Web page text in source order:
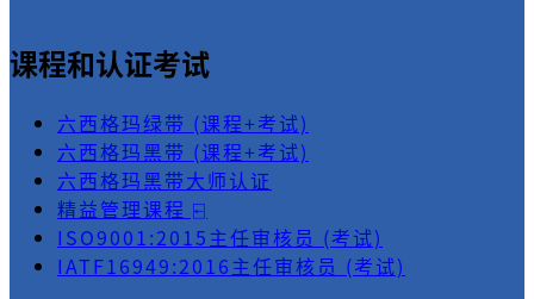
课程和认证考试
六西格玛绿带 (课程+考试)
六西格玛黑带 (课程+考试)
六西格玛黑带大师认证
精益管理课程 ⍇
ISO9001:2015主任审核员 (考试)
IATF16949:2016主任审核员 (考试)